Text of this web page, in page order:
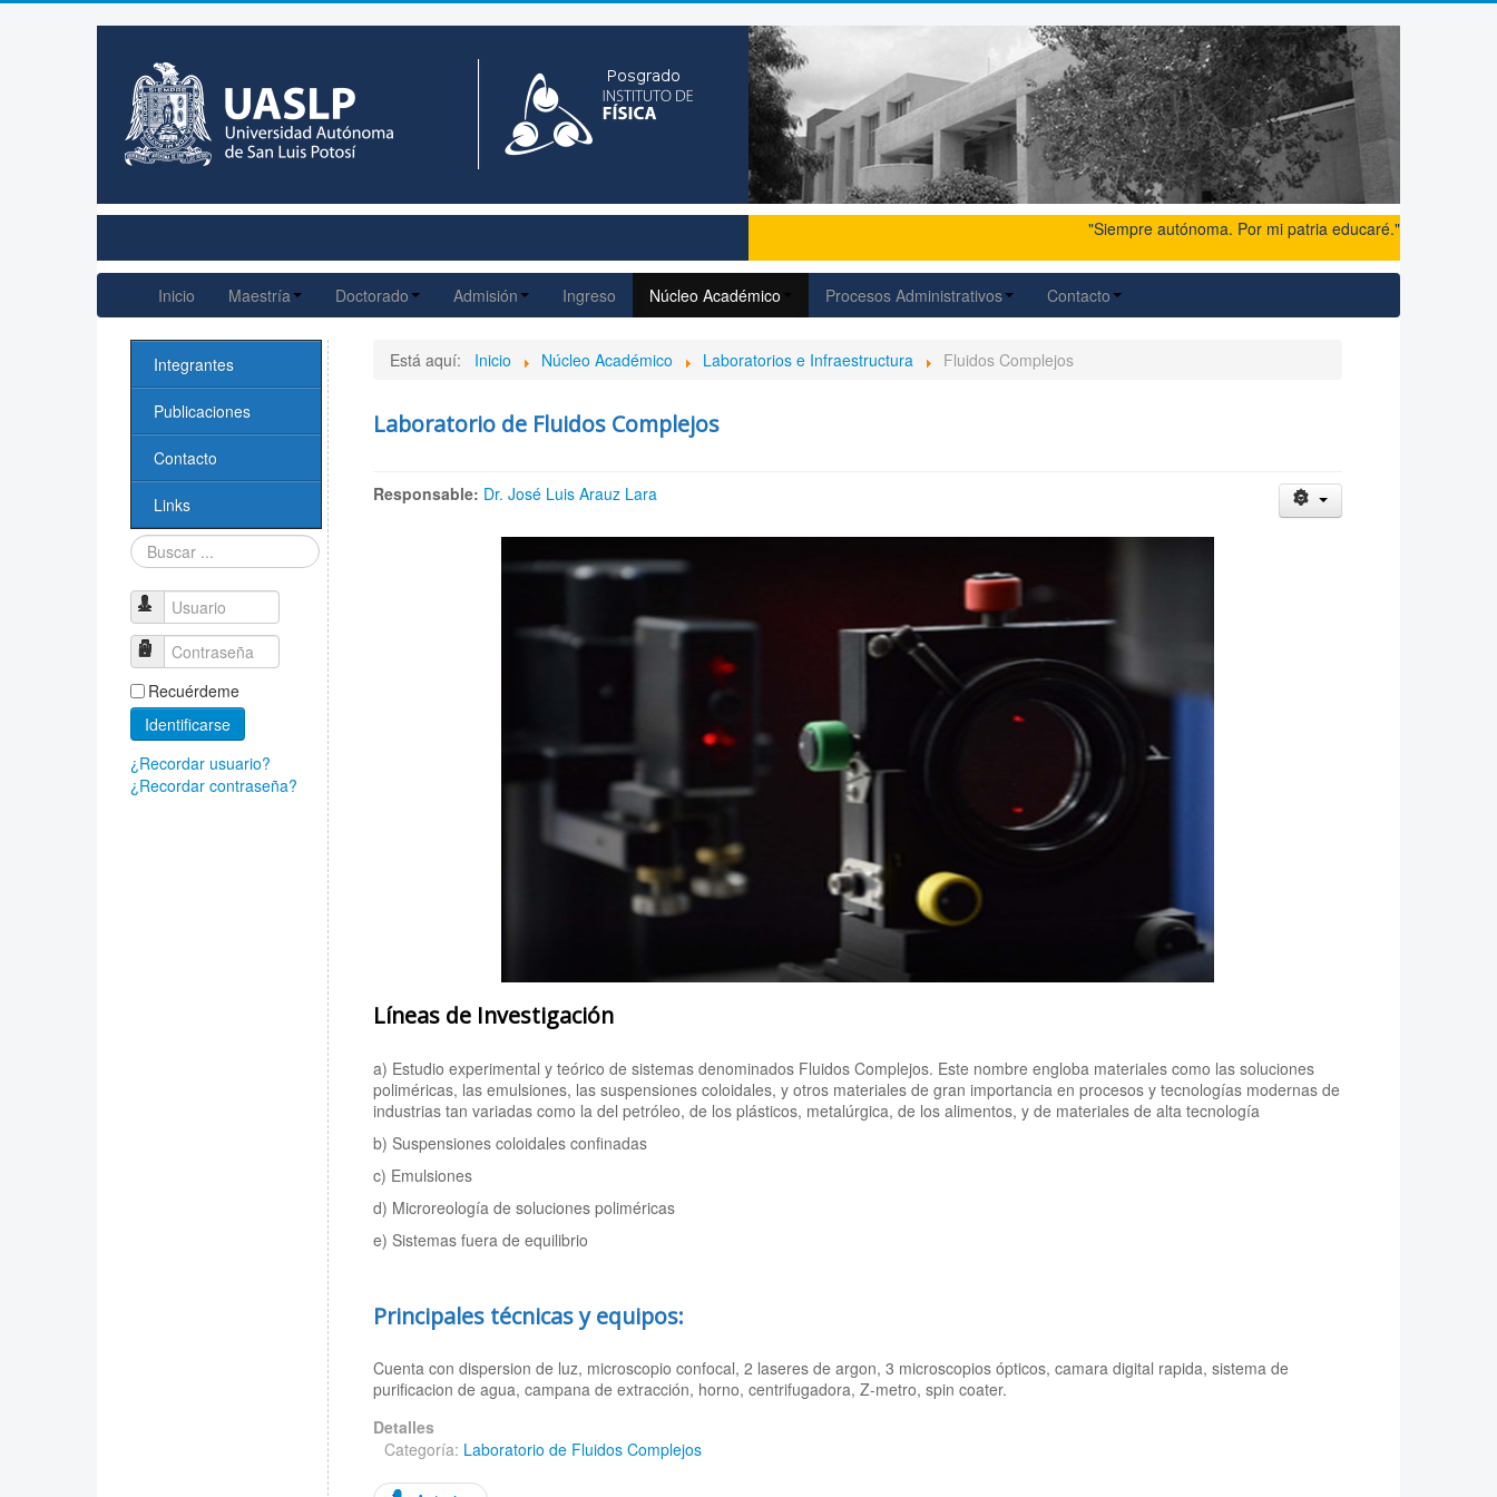
"Siempre autónoma. Por mi patria educaré."
Inicio Maestría Doctorado Admisión Ingreso Núcleo Académico Procesos Administrativos Contacto
Integrantes
Publicaciones
Contacto
Links
Buscar...
Usuario
Contraseña
Recuérdeme
Identificarse
¿Recordar usuario?
¿Recordar contraseña?
Está aquí: Inicio Núcleo Académico Laboratorios e Infraestructura Fluidos Complejos
Laboratorio de Fluidos Complejos
Responsable: Dr. José Luis Arauz Lara
Líneas de Investigación
a) Estudio experimental y teórico de sistemas denominados Fluidos Complejos. Este nombre engloba materiales como las soluciones
poliméricas, las emulsiones, las suspensiones coloidales, y otros materiales de gran importancia en procesos y tecnologías modernas de
industrias tan variadas como la del petróleo, de los plásticos, metalúrgica, de los alimentos, y de materiales de alta tecnología
b) Suspensiones coloidales confinadas
c) Emulsiones
d) Microreología de soluciones poliméricas
e) Sistemas fuera de equilibrio
Principales técnicas y equipos:
Cuenta con dispersion de luz, microscopio confocal, 2 laseres de argon, 3 microscopios ópticos, camara digital rapida, sistema de
purificacion de agua, campana de extracción, horno, centrifugadora, Z-metro, spin coater.
Detalles
Categoría: Laboratorio de Fluidos Complejos